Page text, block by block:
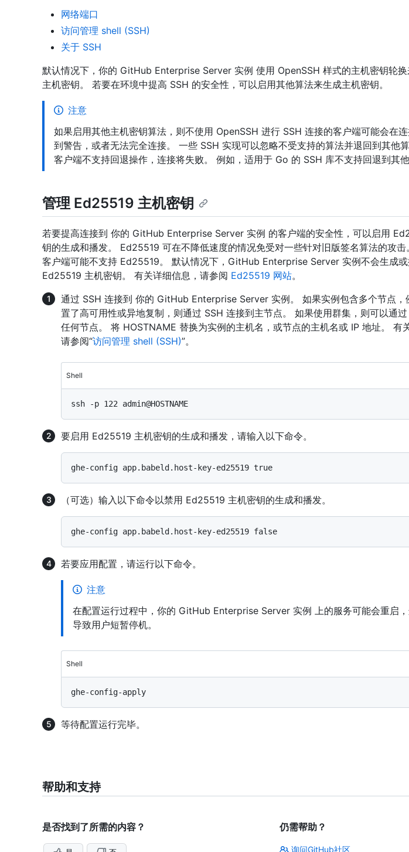
网络端口
访问管理 shell (SSH)
关于 SSH
默认情况下，你的 GitHub Enterprise Server 实例 使用 OpenSSH 样式的主机密钥轮
主机密钥。 若要在环境中提高 SSH 的安全性，可以启用其他算法来生成主机密钥。
注意
如果启用其他主机密钥算法，则不使用 OpenSSH 进行 SSH 连接的客户端可能会在
到警告，或者无法完全连接。 一些 SSH 实现可以忽略不受支持的算法并退回到其他
客户端不支持回退操作，连接将失败。 例如，适用于 Go 的 SSH 库不支持回退到其他
管理 Ed25519 主机密钥
若要提高连接到 你的 GitHub Enterprise Server 实例 的客户端的安全性，可以启用
钥的生成和播发。 Ed25519 可在不降低速度的情况免受对一些针对旧版签名算法的攻击
客户端可能不支持 Ed25519。 默认情况下，GitHub Enterprise Server 实例不会生成
Ed25519 主机密钥。 有关详细信息，请参阅 Ed25519 网站。
通过 SSH 连接到 你的 GitHub Enterprise Server 实例。 如果实例包含多个节点，
置了高可用性或异地复制，则通过 SSH 连接到主节点。 如果使用群集，则可以通
任何节点。 将 HOSTNAME 替换为实例的主机名，或节点的主机名或 IP 地址。 有
请参阅“访问管理 shell (SSH)”。
Shell
要启用 Ed25519 主机密钥的生成和播发，请输入以下命令。
（可选）输入以下命令以禁用 Ed25519 主机密钥的生成和播发。
若要应用配置，请运行以下命令。
注意
在配置运行过程中，你的 GitHub Enterprise Server 实例 上的服务可能会重启
导致用户短暂停机。
Shell
等待配置运行完毕。
帮助和支持
是否找到了所需的内容？ 仍需帮助？
询问GitHub社区